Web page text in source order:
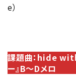
e）
課題曲：hide
ー』B～Dメロ